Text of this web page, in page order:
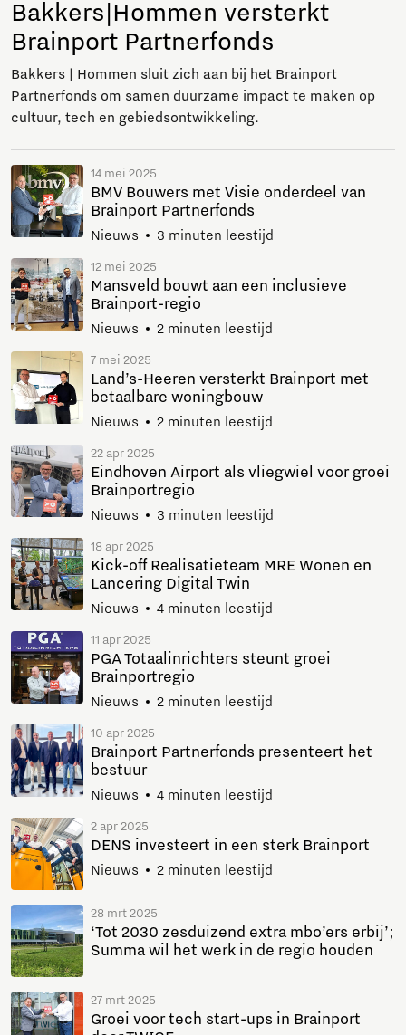
Bakkers|Hommen versterkt
Brainport Partnerfonds
Bakkers | Hommen sluit zich aan bij het Brainport
Partnerfonds om samen duurzame impact te maken op
cultuur, tech en gebiedsontwikkeling.
14 mei 2025
BMV Bouwers met Visie onderdeel van
Brainport Partnerfonds
Nieuws 3 minuten leestijd
12 mei 2025
Mansveld bouwt aan een inclusieve
Brainport-regio
Nieuws 2 minuten leestijd
7 mei 2025
Land’s-Heeren versterkt Brainport met
betaalbare woningbouw
Nieuws 2 minuten leestijd
22 apr 2025
Eindhoven Airport als vliegwiel voor groei
Brainportregio
Nieuws 3 minuten leestijd
18 apr 2025
Kick-off Realisatieteam MRE Wonen en
Lancering Digital Twin
Nieuws 4 minuten leestijd
11 apr 2025
PGA Totaalinrichters steunt groei
Brainportregio
Nieuws 2 minuten leestijd
10 apr 2025
Brainport Partnerfonds presenteert het
bestuur
Nieuws 4 minuten leestijd
2 apr 2025
DENS investeert in een sterk Brainport
Nieuws 2 minuten leestijd
28 mrt 2025
‘Tot 2030 zesduizend extra mbo’ers erbij’;
Summa wil het werk in de regio houden
27 mrt 2025
Groei voor tech start-ups in Brainport